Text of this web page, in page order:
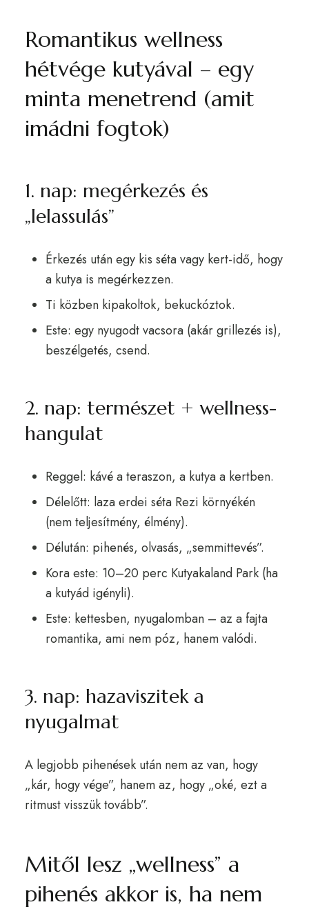
Romantikus wellness
hétvége kutyával – egy
minta menetrend (amit
imádni fogtok)
1. nap: megérkezés és
„lelassulás”
Érkezés után egy kis séta vagy kert-idő, hogy
a kutya is megérkezzen.
Ti közben kipakoltok, bekuckóztok.
Este: egy nyugodt vacsora (akár grillezés is),
beszélgetés, csend.
2. nap: természet + wellness-
hangulat
Reggel: kávé a teraszon, a kutya a kertben.
Délelőtt: laza erdei séta Rezi környékén
(nem teljesítmény, élmény).
Délután: pihenés, olvasás, „semmittevés”.
Kora este: 10–20 perc Kutyakaland Park (ha
a kutyád igényli).
Este: kettesben, nyugalomban – az a fajta
romantika, ami nem póz, hanem valódi.
3. nap: hazaviszitek a
nyugalmat
A legjobb pihenések után nem az van, hogy
„kár, hogy vége”, hanem az, hogy „oké, ezt a
ritmust visszük tovább”.
Mitől lesz „wellness” a
pihenés akkor is, ha nem